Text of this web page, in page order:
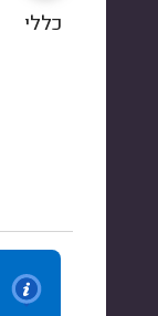
כללי